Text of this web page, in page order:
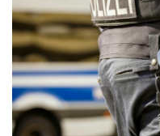
St. Pauli verpasst
Flugstreichungen und
Ostchina auf Land
Nächster Dreifachsieg
Verkehrsminister Bilger
knüpfen